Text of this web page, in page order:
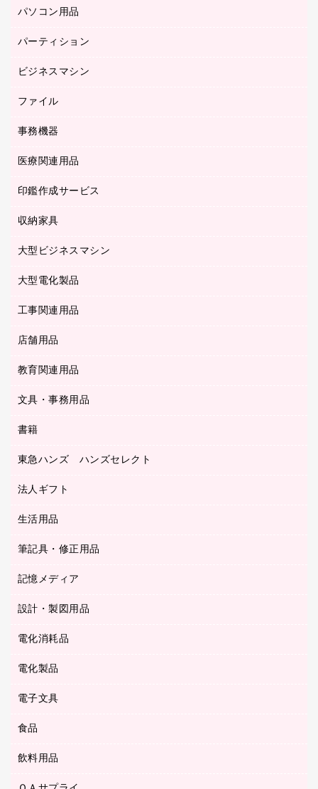
防災用品
養生用品
研究・環境管理用品
ノート
伝票
典礼用品
帳簿
慶弔用品
パソコン用品
キーボード／テンキー
スマートフォン／モバイル周辺機器
ディスプレイモニター
ネットワーク／ＬＡＮアクセサリー
パソコンバッグ／収納用品
パソコン周辺機器
各種ケーブル
ＨＤＤ／ＳＳＤ
ＯＡフィルター
ＵＳＢハブ／ＵＳＢアクセサリー
パーティション
パーティション
ホワイトボード・黒板
ビジネスマシン
インクジェットプリンタ／複合機
コピー機
デジタルカメラ
ファクシミリ
レーザープリンタ／複合機
電話機
ファイル
その他ファイル
カードケース
クリヤーブック（固定式）
クリヤーブック（差替式）
パイプ式ファイル
ファイルボックス
リングファイル
レターファイル
持ち出しファイル
板目表紙・綴込表紙
２穴リフィル・２穴インデックス
３０穴リフィル・３０穴インデックス
事務機器
シュレッダ
タイムカード
ラミネータ
ラミネートフィルム
ＯＨＰ用品
医療関連用品
介護用品
使い捨て手袋
医療関連用品
感染症対策用品
印鑑作成サービス
印鑑作成サービス
収納家具
その他収納
ロッカー・下駄箱
金庫
大型ビジネスマシン
プリンタ
大型電化製品
テレビ・ＡＶ機器
冷蔵庫・キッチン・調理家電
工事関連用品
屋外用品
工事関連用品
店舗用品
カウンター／お会計用品
サイン・看板用品
レジ・ポリ袋
店舗運営用品
ＰＯＰ用品
教育関連用品
教育関連用品
文具・事務用品
その他文具
クリップ
スティックのり
スプレーのり クリーナー
セロハンテープ
デスクトレー
デスクマット
フロアケース
ブックエンド／ブックスタンド
書籍
パソコンソフト
東急ハンズ ハンズセレクト
東急ハンズ
法人ギフト
カウネットギフト
カウネットギフト（食品・飲料）
カウネットギフト
生活用品
その他雑貨
キッチン用品
スポーツ・レジャー用品
スリッパ・サンダル・シューズ
ティッシュペーパー
トイレットペーパー
筆記具・修正用品
シャープペンシル
シャープペンシル用替芯
ボールペン用替芯
ボールペン（ゲルインク）
マーキングペン（油性）
万年筆
記憶メディア
ブルーレイディスク
メディア収納用品
ＣＤ－ＲＷ
ＤＶＤ
設計・製図用品
設計・製図用品
電化消耗品
アルバム
デスクライト
乾電池・充電池
懐中電灯・ライト
電化製品
その他電化製品
キッチン・調理家電
空調・季節家電
電子文具
その他電子文具
ラベルテープ
食品
菓子
飲料用品